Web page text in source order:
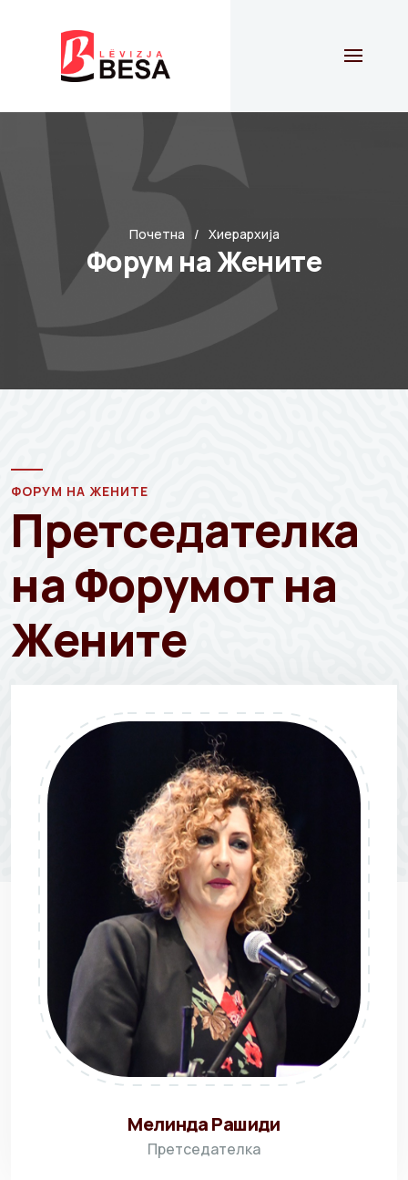
Почетна Хиерархија
Форум на Жените
ФОРУМ НА ЖЕНИТЕ
Претседателка
на Форумот на
Жените
Мелинда Рашиди
Претседателка